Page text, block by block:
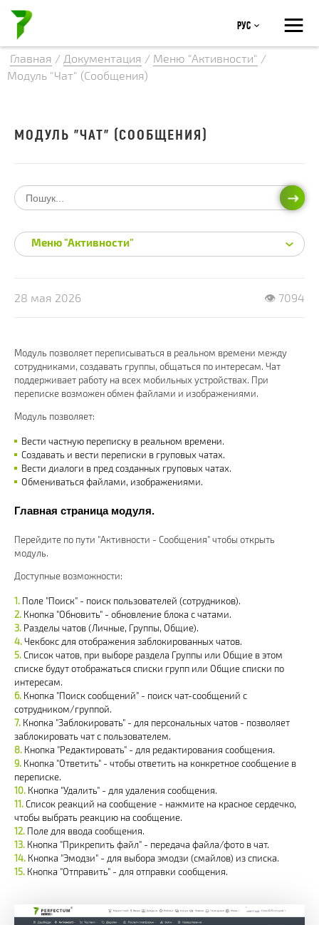
≡
Рус
Главная / Документация / Меню "Активности" /
Модуль "Чат" (Сообщения)
28 мая 2026 👁 7094
Модуль позволяет переписываться в реальном времени между
сотрудниками, создавать группы, общаться по интересам. Чат
поддерживает работу на всех мобильных устройствах. При
переписке возможен обмен файлами и изображениями.
Модуль позволяет:
Вести частную переписку в реальном времени.
Создавать и вести переписки в груповых чатах.
Вести диалоги в пред созданных груповых чатах.
Обмениваться файлами, изображениями.
Главная страница модуля.
Перейдите по пути "Активности - Сообщения" чтобы открыть
модуль.
Доступные возможности:
Поле "Поиск" - поиск пользователей (сотрудников).
Кнопка "Обновить" - обновление блока с чатами.
Разделы чатов (Личные, Группы, Общие).
Чекбокс для отображения заблокированных чатов.
Список чатов, при выборе раздела Группы или Общие в этом
списке будут отображаться списки групп или Общие списки по
интересам.
Кнопка "Поиск сообщений" - поиск чат-сообщений с
сотрудником/группой.
Кнопка "Заблокировать" - для персональных чатов - позволяет
заблокировать чат с пользователем.
Кнопка "Редактировать" - для редактирования сообщения.
Кнопка "Ответить" - чтобы ответить на конкретное сообщение в
переписке.
Кнопка "Удалить" - для удаления сообщения.
Список реакций на сообщение - нажмите на красное сердечко,
чтобы выбрать реакцию на сообщение.
Поле для ввода сообщения.
Кнопка "Прикрепить файл" - передача файла/фото в чат.
Кнопка "Эмодзи" - для выбора эмодзи (смайлов) из списка.
Кнопка "Отправить" - для отправки сообщения.
МОДУЛЬ "ЧАТ" (СООБЩЕНИЯ)
Меню "Активности"